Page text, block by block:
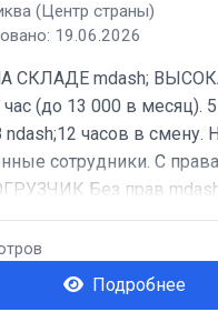
(Центр страны)
19.06.2026
СКЛАДЕ mdash;
час (до 13 000 в месяц).
часов в смену.
сотрудники. С
Без прав mdash;
Подробнее